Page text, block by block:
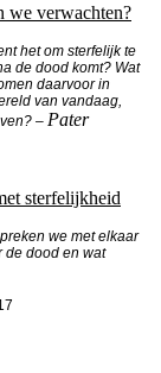
we verwachten?
het om sterfelijk te
de dood komt? Wat
daarvoor in
van vandaag,
– Pater
sterfelijkheid
we met elkaar
de dood en wat